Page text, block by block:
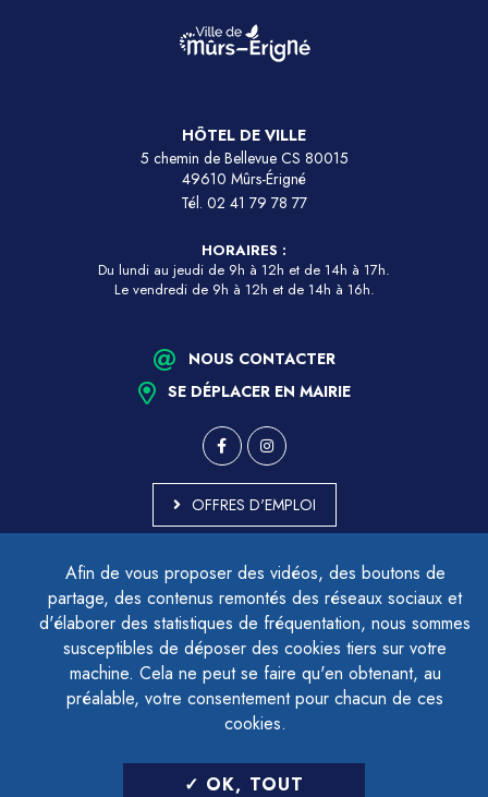
Afin de vous proposer des vidéos, des boutons de
partage, des contenus remontés des réseaux sociaux et
d'élaborer des statistiques de fréquentation, nous sommes
susceptibles de déposer des cookies tiers sur votre
machine. Cela ne peut se faire qu'en obtenant, au
préalable, votre consentement pour chacun de ces
cookies.
OK, TOUT
HÔTEL DE VILLE
5 chemin de Bellevue CS 80015
49610 Mûrs-Érigné
Tél. 02 41 79 78 77
HORAIRES :
Du lundi au jeudi de 9h à 12h et de 14h à 17h.
Le vendredi de 9h à 12h et de 14h à 16h.
NOUS CONTACTER
SE DÉPLACER EN MAIRIE
OFFRES D'EMPLOI
ACCESSIBILITÉ - PARTIELLEMENT CONFORME
PLAN DU SITE
MENTIONS LÉGALES
CONTACTER LE DÉLÉGUÉ À LA PROTECTION DES DONNÉES
GESTION DES COOKIES
LETTRE D'INFORMATION